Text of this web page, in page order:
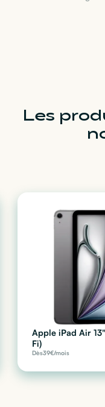
Les
Apple iPad Air
Fi)
Dès39€/mois